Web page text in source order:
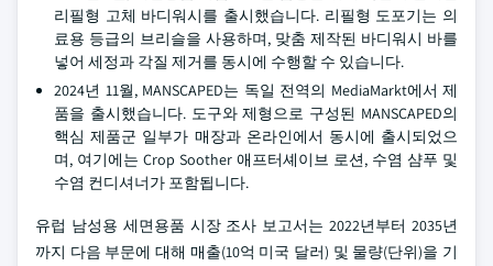
리필형 고체 바디워시를 출시했습니다. 리필형 도포기는 의
료용 등급의 브리슬을 사용하며, 맞춤 제작된 바디워시 바를
넣어 세정과 각질 제거를 동시에 수행할 수 있습니다.
2024년 11월, MANSCAPED는 독일 전역의 MediaMarkt에서 제
품을 출시했습니다. 도구와 제형으로 구성된 MANSCAPED의
핵심 제품군 일부가 매장과 온라인에서 동시에 출시되었으
며, 여기에는 Crop Soother 애프터셰이브 로션, 수염 샴푸 및
수염 컨디셔너가 포함됩니다.
유럽 남성용 세면용품 시장 조사 보고서는 2022년부터 2035년
까지 다음 부문에 대해 매출(10억 미국 달러) 및 물량(단위)을 기